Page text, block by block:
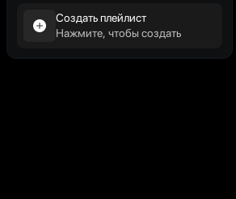
Создать плейлист
Нажмите, чтобы создать